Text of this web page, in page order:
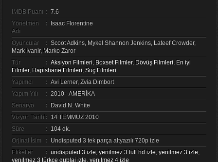
IMDB Puanı : 7.6
Yönetmen
Adı
: Isaac Florentine
Oyuncular : Scoot Adkins, Mykel Shannon Jenkins, Lateef Crowder,
Mark Ivanir, Marko Zaror
Tür
: Aksiyon Filmleri, Boxset Filmler, Dövüş Filmleri, En iyi
Filmler, Hapishane Filmleri, Suç Filmleri
Yapımcı
: Avi Lerner, Zvia Dimbort
Yapım Yılı
: 2010 - AMERİKA
Senaryo
: David N. White
Vizyon Tarihi: 14 TEMMUZ 2010
Süre
: 104 dk.
Orjinal İsim
: Undisputed 3 tek parça altyazılı 720p izle
Etiketler
: undisputed 3 izle, yenilmez 3 full hd izle, yenilmez 3 izle,
yenilmez 3 türkçe dublaj izle, yenilmez 4 izle